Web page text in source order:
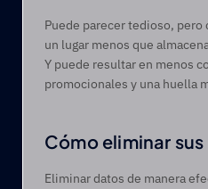
Puede parecer tedioso, pero
un lugar menos que
Y puede resultar en menos
promocionales y una huella
Cómo eliminar
Eliminar datos de manera